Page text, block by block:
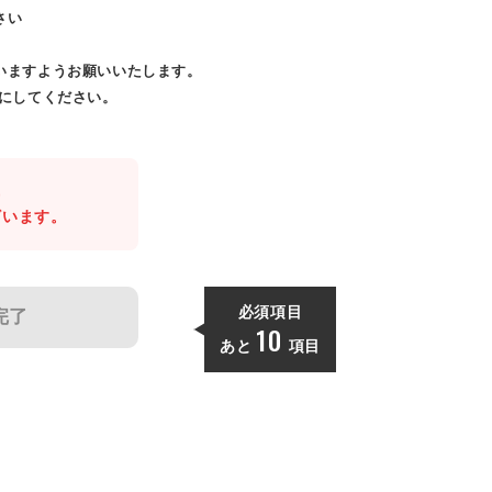
い
すようお願いいたします。
してください。
ます。
了 必須項目
あと 10 項目